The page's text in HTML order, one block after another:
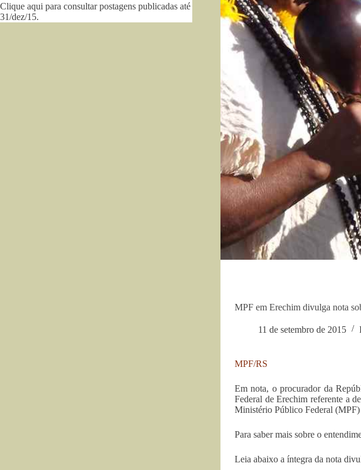
MPF em Erechim divulga nota
11 de setembro de 2015
MPF/RS
Em nota, o procurador da
Federal de Erechim referente a
Ministério Público Federal
Para saber mais sobre o
Leia abaixo a íntegra da nota
Clique aqui para consultar postagens publicadas até
31/dez/15.